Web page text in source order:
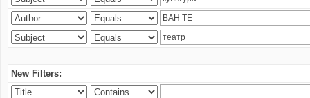
New Filters: